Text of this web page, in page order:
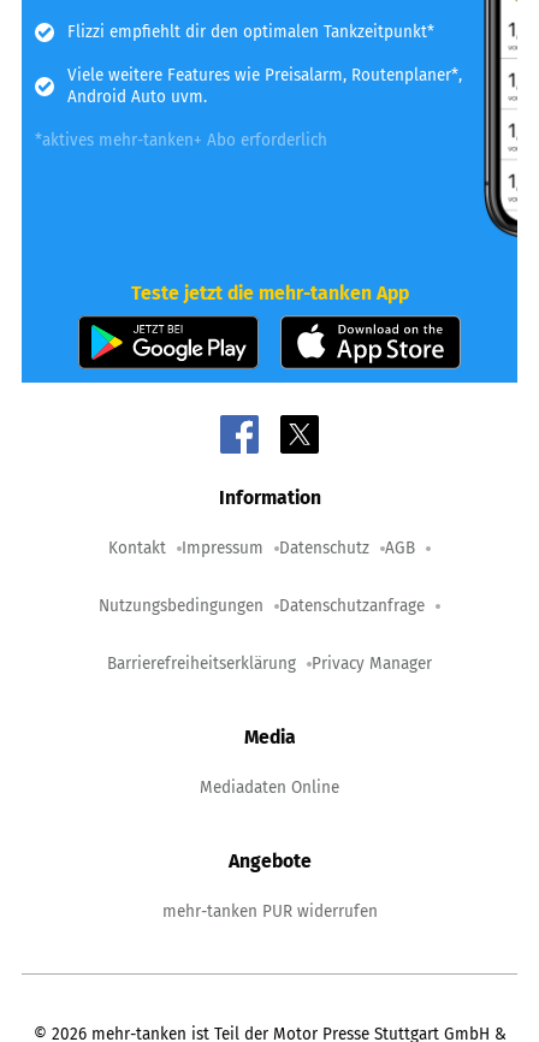
Flizzi empfiehlt dir den optimalen Tankzeitpunkt*
Viele weitere Features wie Preisalarm, Routenplaner*,
Android Auto uvm.
*aktives mehr-tanken+ Abo erforderlich
Teste jetzt die mehr-tanken App
Information
Kontakt Impressum Datenschutz AGB
Nutzungsbedingungen Datenschutzanfrage
Barrierefreiheitserklärung Privacy Manager
Media
Mediadaten Online
Angebote
mehr-tanken PUR widerrufen
© 2026 mehr-tanken ist Teil der Motor Presse Stuttgart GmbH &